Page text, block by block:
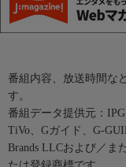
番組内容、放送時間な
す。
番組データ提供元：
TiVo、Gガイド、G-
Brands LLCおよび／ま